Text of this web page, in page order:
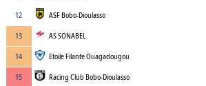
12
ASF Bobo-Dioulasso
13
AS SONABEL
14
Etoile Filante Ouagadougou
15
Racing Club Bobo-Dioulasso